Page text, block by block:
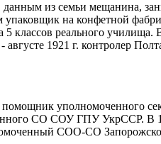
из семьи мещанина,
на конфетной
классов реального
1921 г. контролер
уполномоченного
СО СОУ ГПУ УкрССР. В
СОО-СО